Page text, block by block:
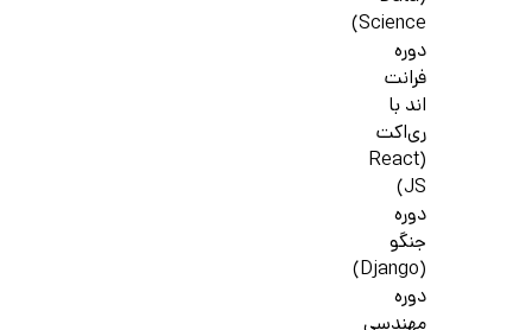
Science)
دوره
فرانت
اند با
ری‌اکت
(React
JS)
دوره
جنگو
(Django)
دوره